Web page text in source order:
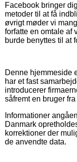
Facebook bringer
metoder til at få
øvrigt møder vi
forfatte en omtale af
burde benyttes til at
Denne hjemmeside
har et fast
introducerer
såfremt en bruger
Informationer
Danmark
korrektioner der
de anvendte data.